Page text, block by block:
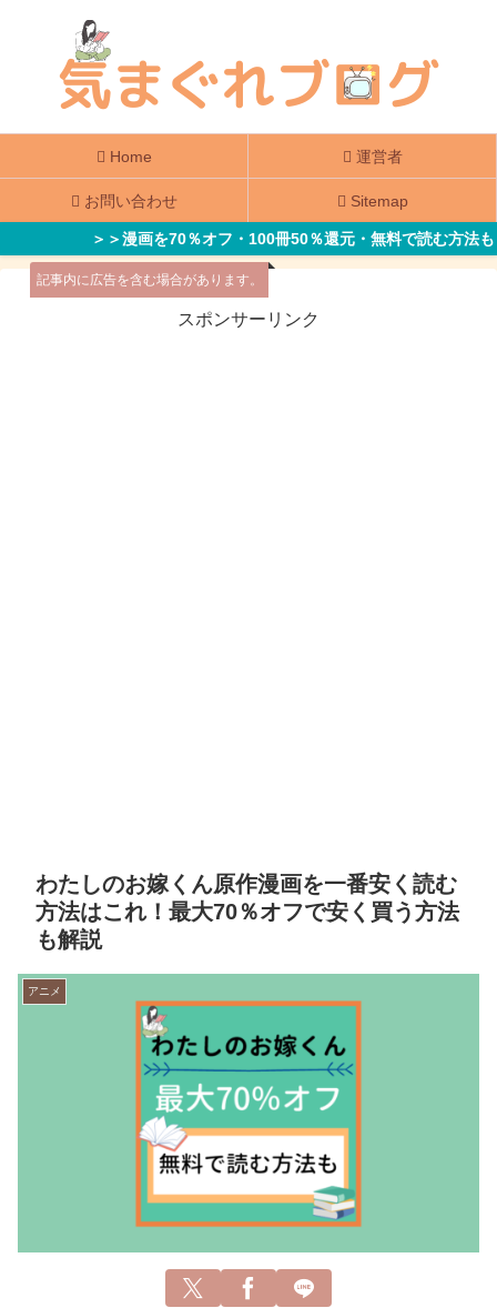
Home 運営者
お問い合わせ Sitemap
＞＞漫画を70％オフ・100冊50％還元・無料で読む方法も
記事内に広告を含む場合があります。
スポンサーリンク
わたしのお嫁くん原作漫画を一番安く読む
方法はこれ！最大70％オフで安く買う方法
も解説
アニメ